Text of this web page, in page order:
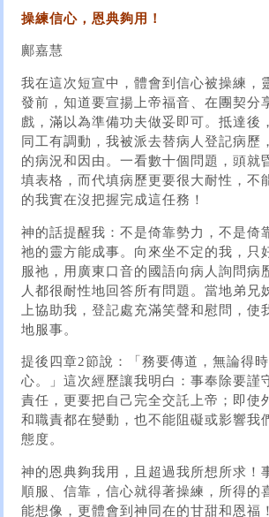
操練信心，恩典夠用！
鄺嘉慧
我在這次短宣中，體會到信心被操練，
發前，知道要宣揚上帝福音、在團契分
戲，滿以為準備功夫做妥即可。抵達後
同工有調動，我被派去替病人登記病歷
的病況和因由。一看數十個問題，頭就
填表格，而代填病歷更要很大耐性，不
的我實在沒把握完成這任務！
神的話提醒我：不是倚靠勢力，不是倚
祂的靈方能成事。向來坐不定的我，只
服祂，用廣東口音的國語向病人詢問病
人都很耐性地回答所有問題。當地弟兄
上協助我，登記處充滿笑聲和慰問，使
地服事。
提後四章2節說：「務要傳道，無論得
心。」這次經歷讓我明白：事奉除要謹
責任，更要把自己完全交託上帝；即使
和職責都在變動，也不能阻礙或影響我
態度。
神的恩典夠我用，且超過我所想所求！
順服、信靠，信心就得著操練，所得的
能想像，更體會到神同在的甘甜和恩福！